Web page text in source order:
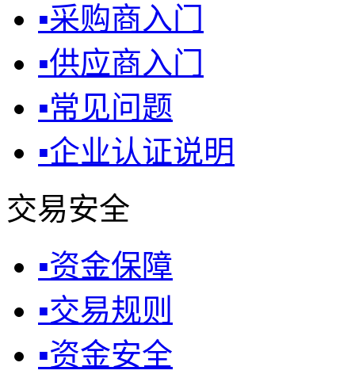
▪采购商入门
▪供应商入门
▪常见问题
▪企业认证说明
交易安全
▪资金保障
▪交易规则
▪资金安全